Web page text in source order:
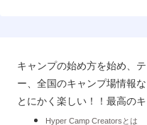
キャンプの始め方を始め、
ー、全国のキャンプ場情報
とにかく楽しい！！最高の
Hyper Camp Creatorsとは